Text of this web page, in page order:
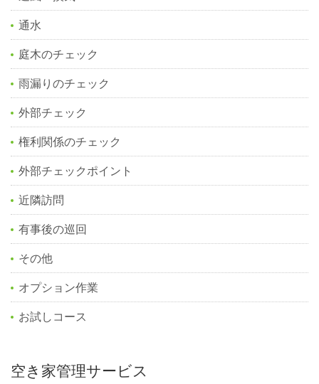
通水
庭木のチェック
雨漏りのチェック
外部チェック
権利関係のチェック
外部チェックポイント
近隣訪問
有事後の巡回
その他
オプション作業
お試しコース
空き家管理サービス